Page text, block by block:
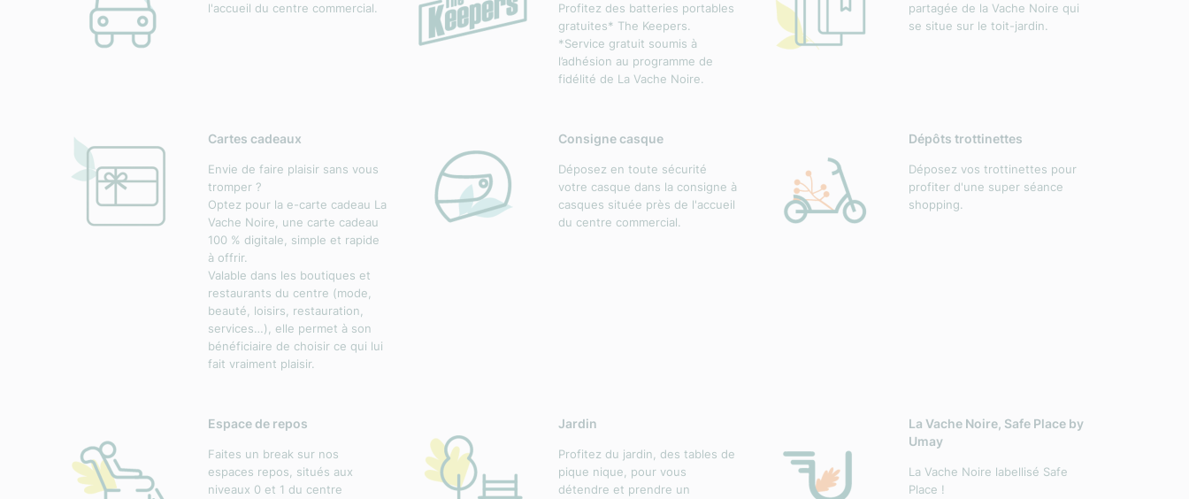
l'accueil du centre commercial.
Profitez des batteries portables
gratuites* The Keepers.
*Service gratuit soumis à
l’adhésion au programme de
fidélité de La Vache Noire.
partagée de la Vache Noire qui
se situe sur le toit-jardin.
Cartes cadeaux
Envie de faire plaisir sans vous
tromper ?
Optez pour la e-carte cadeau La
Vache Noire, une carte cadeau
100 % digitale, simple et rapide
à offrir.
Valable dans les boutiques et
restaurants du centre (mode,
beauté, loisirs, restauration,
services…), elle permet à son
bénéficiaire de choisir ce qui lui
fait vraiment plaisir.
Consigne casque
Déposez en toute sécurité
votre casque dans la consigne à
casques située près de l'accueil
du centre commercial.
Dépôts trottinettes
Déposez vos trottinettes pour
profiter d'une super séance
shopping.
Espace de repos
Faites un break sur nos
espaces repos, situés aux
niveaux 0 et 1 du centre
Jardin
Profitez du jardin, des tables de
pique nique, pour vous
détendre et prendre un
La Vache Noire, Safe Place by
Umay
La Vache Noire labellisé Safe
Place !